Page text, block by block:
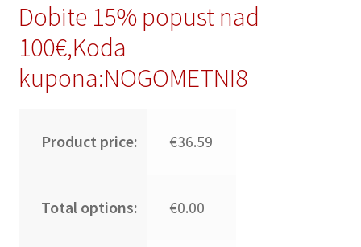
Dobite 15% popust nad
100€,Koda
kupona:NOGOMETNI8
Product price: €36.59
Total options: €0.00